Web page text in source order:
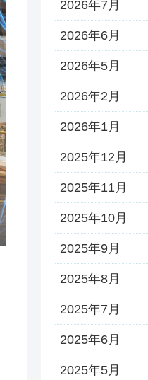
2026年7月
2026年6月
2026年5月
2026年2月
2026年1月
2025年12月
2025年11月
2025年10月
2025年9月
2025年8月
2025年7月
2025年6月
2025年5月